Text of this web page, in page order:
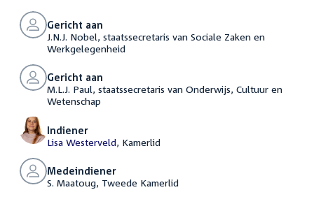
Gericht aan
J.N.J. Nobel, staatssecretaris van Sociale Zaken en
Werkgelegenheid
Gericht aan
M.L.J. Paul, staatssecretaris van Onderwijs, Cultuur en
Wetenschap
Indiener
Lisa Westerveld, Kamerlid
Medeindiener
S. Maatoug, Tweede Kamerlid